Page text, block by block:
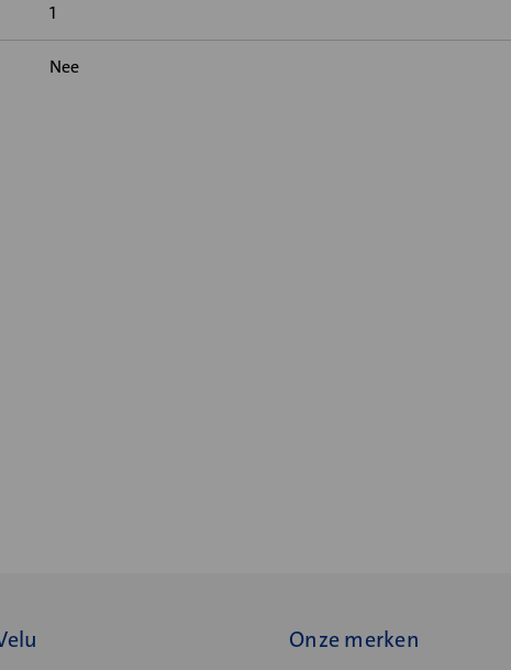
1
Nee
Onze merken